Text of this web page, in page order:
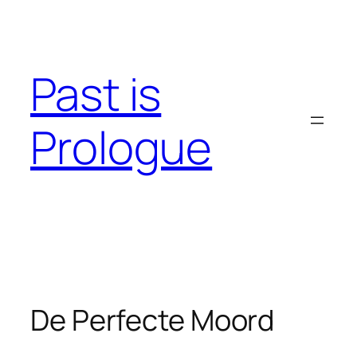
Past is
Prologue
De Perfecte Moord